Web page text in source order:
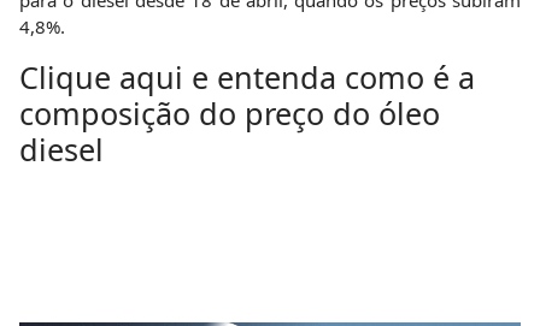
4,8%.
Clique aqui e entenda como é a
composição do preço do óleo
diesel